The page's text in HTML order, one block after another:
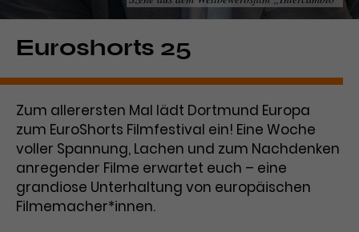
Zweck
Dieses Cookie wird von Google
Analytics installiert. Das Cookie
darüber zu speichern, wie
Besucher*innen eine Website
nutzen, und hilft bei der Erstellung
eines Analyseberichts über die
Performance der Website. Die
erhobenen Daten umfassen in
Laufzeit 3 Monate
Zweck
Dieses Cookie speichert
Informationen zu Werbeklicks und
dient der Zuordnung von
Euroshorts 25
Zum allerersten Mal lädt Dortmund Europa
zum EuroShorts Filmfestival ein! Eine Woche
voller Spannung, Lachen und zum Nachdenken
anregender Filme erwartet euch – eine
grandiose Unterhaltung von europäischen
Filmemacher*innen.